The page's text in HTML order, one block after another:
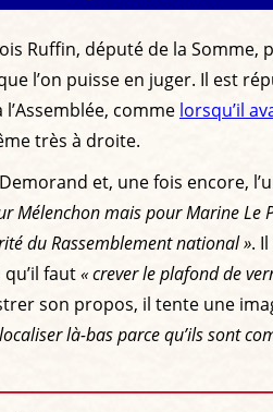
Ruffin, député de la
l’on puisse en juger. Il est
comme lorsqu’il
très à droite.
et, une fois encore,
Mélenchon mais pour Marine Le
du Rassemblement national ».
qu’il faut« crever le plafond de
son propos, il tente une
là-bas parce qu’ils sont